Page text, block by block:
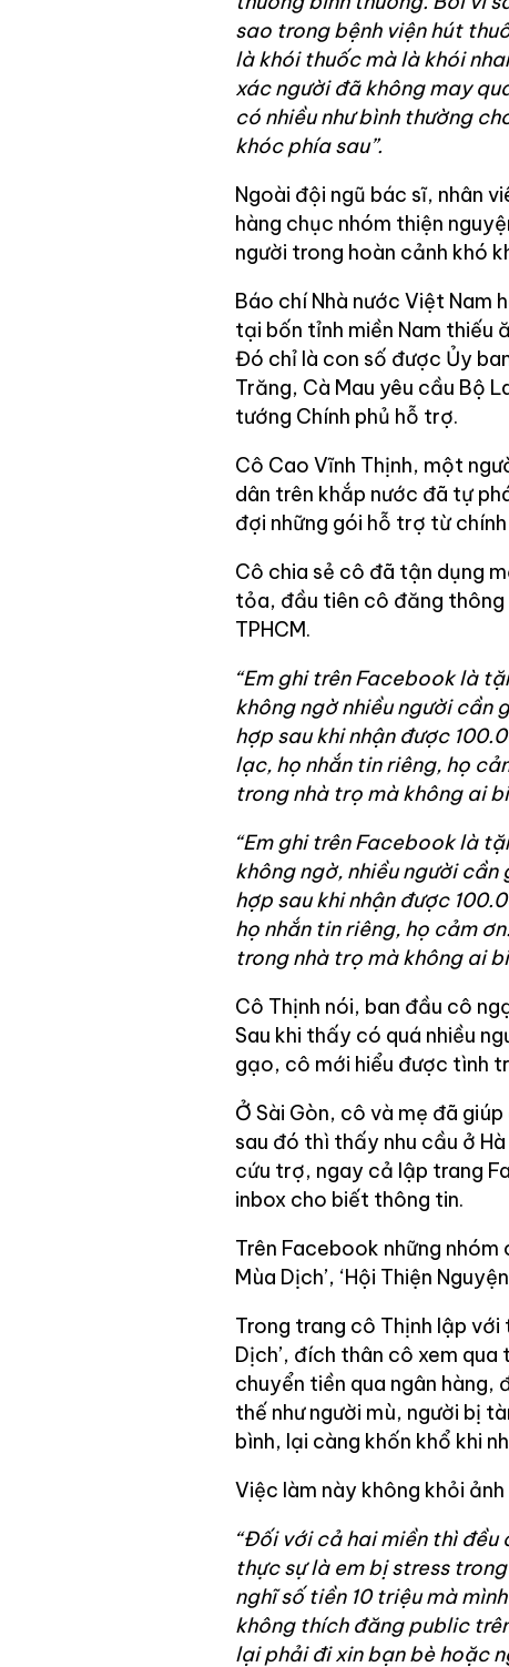
sao trong bệnh viện hút
là khói thuốc mà là khói
xác người đã không may
có nhiều như bình thường
khóc phía sau”.
Ngoài đội ngũ bác sĩ, nhân
hàng chục nhóm thiện
người trong hoàn cảnh khó
Báo chí Nhà nước Việt Nam
tại bốn tỉnh miền Nam thiếu
Đó chỉ là con số được Ủy
Trăng, Cà Mau yêu cầu Bộ
tướng Chính phủ hỗ trợ.
Cô Cao Vĩnh Thịnh, một
dân trên khắp nước đã tự
đợi những gói hỗ trợ từ chính
Cô chia sẻ cô đã tận dụng
tỏa, đầu tiên cô đăng
TPHCM.
“Em ghi trên Facebook là
không ngờ nhiều người cần
hợp sau khi nhận được
lạc, họ nhắn tin riêng, họ
trong nhà trọ mà không ai
“Em ghi trên Facebook là
không ngờ, nhiều người
hợp sau khi nhận được
họ nhắn tin riêng, họ cảm
trong nhà trọ mà không ai
Cô Thịnh nói, ban đầu cô
Sau khi thấy có quá nhiều
gạo, cô mới hiểu được tình
Ở Sài Gòn, cô và mẹ đã
sau đó thì thấy nhu cầu ở
cứu trợ, ngay cả lập trang
inbox cho biết thông tin.
Trên Facebook những nhóm
Mùa Dịch’, ‘Hội Thiện
Trong trang cô Thịnh lập với
Dịch’, đích thân cô xem
chuyển tiền qua ngân hàng,
thế như người mù, người bị
bình, lại càng khốn khổ khi
Việc làm này không khỏi
“Đối với cả hai miền thì đều
thực sự là em bị stress
nghĩ số tiền 10 triệu mà
không thích đăng public
lại phải đi xin bạn bè hoặc